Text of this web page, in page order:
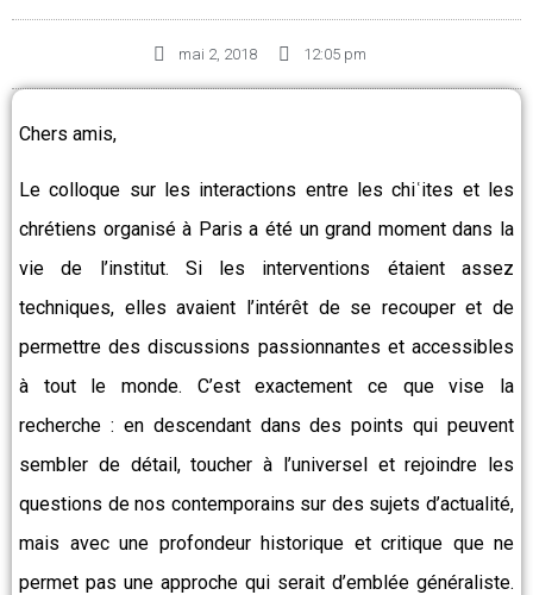
mai 2, 2018 12:05 pm
Chers amis,
Le colloque sur les interactions entre les chiʿites et les
chrétiens organisé à Paris a été un grand moment dans la
vie de l’institut. Si les interventions étaient assez
techniques, elles avaient l’intérêt de se recouper et de
permettre des discussions passionnantes et accessibles
à tout le monde. C’est exactement ce que vise la
recherche : en descendant dans des points qui peuvent
sembler de détail, toucher à l’universel et rejoindre les
questions de nos contemporains sur des sujets d’actualité,
mais avec une profondeur historique et critique que ne
permet pas une approche qui serait d’emblée généraliste.